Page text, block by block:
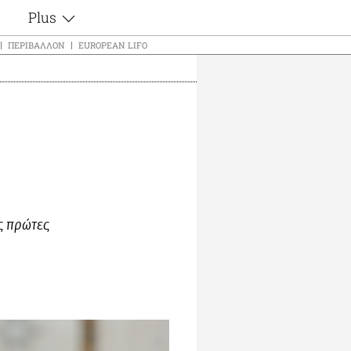
Plus
Θέματα
Videos
Lgbtqi+
ΠΕΡΙΒΆΛΛΟΝ EUROPEAN LIFO
πρώτες